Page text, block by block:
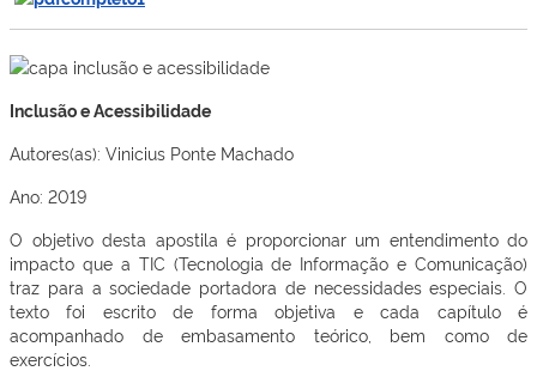
Inclusão e Acessibilidade
Autores(as): Vinicius Ponte Machado
Ano: 2019
O objetivo desta apostila é proporcionar um entendimento do
impacto que a TIC (Tecnologia de Informação e Comunicação)
traz para a sociedade portadora de necessidades especiais. O
texto foi escrito de forma objetiva e cada capítulo é
acompanhado de embasamento teórico, bem como de
exercícios.